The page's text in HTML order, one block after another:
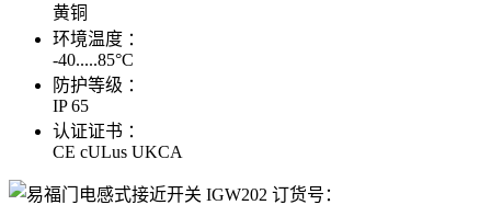
黄铜
环境温度 ：
-40.....85°C
防护等级 ：
IP 65
认证证书 ：
CE cULus UKCA